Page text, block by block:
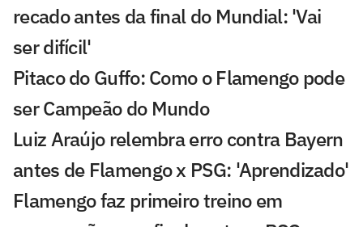
recado antes da final do Mundial: 'Vai
ser difícil'
Pitaco do Guffo: Como o Flamengo pode
ser Campeão do Mundo
Luiz Araújo relembra erro contra Bayern
antes de Flamengo x PSG: 'Aprendizado'
Flamengo faz primeiro treino em